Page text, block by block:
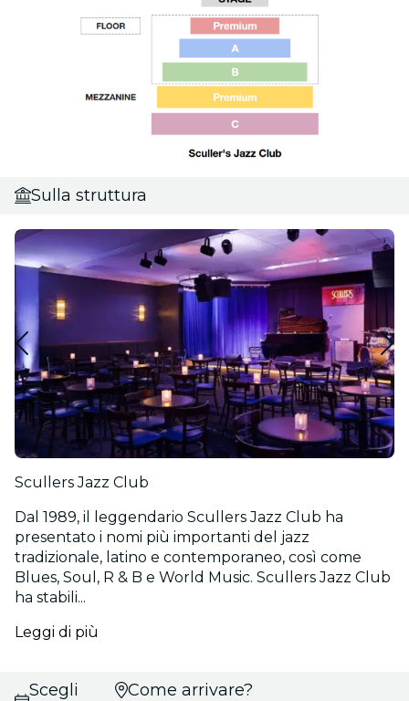
Sulla struttura
Scullers Jazz Club
Dal 1989, il leggendario Scullers Jazz Club ha
presentato i nomi più importanti del jazz
tradizionale, latino e contemporaneo, così come
Blues, Soul, R & B e World Music. Scullers Jazz Club
ha stabili...
Leggi di più
Scegli
Come arrivare?